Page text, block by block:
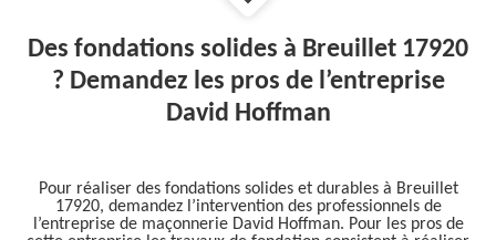
Des fondations solides à Breuillet 17920
? Demandez les pros de l’entreprise
David Hoffman
Pour réaliser des fondations solides et durables à Breuillet
17920, demandez l’intervention des professionnels de
l’entreprise de maçonnerie David Hoffman. Pour les pros de